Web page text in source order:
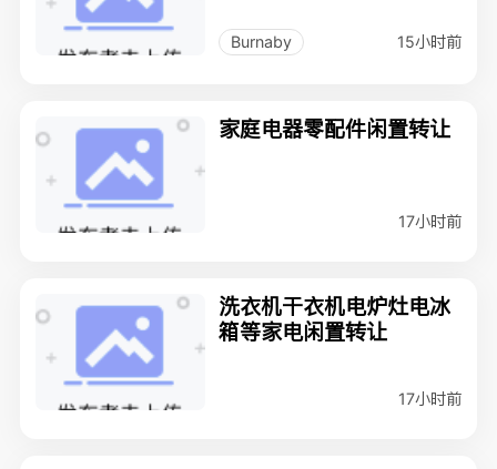
Burnaby 15小时前
家庭电器零配件闲置转让
17小时前
洗衣机干衣机电炉灶电冰
箱等家电闲置转让
17小时前